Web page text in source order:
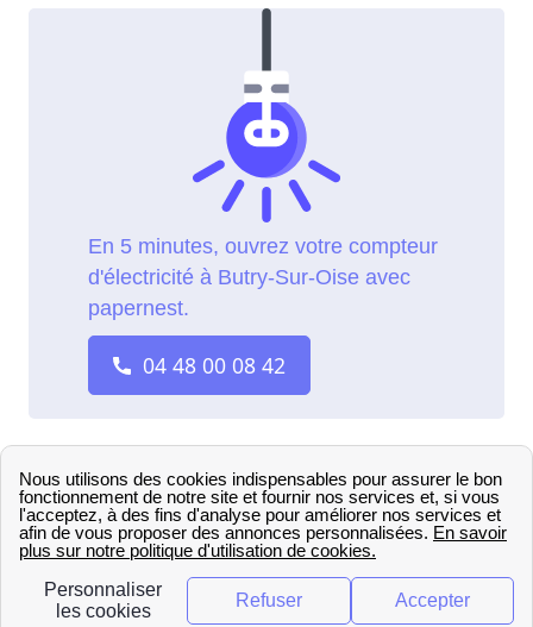
L'organisation du marché de
l'énergie en ELD